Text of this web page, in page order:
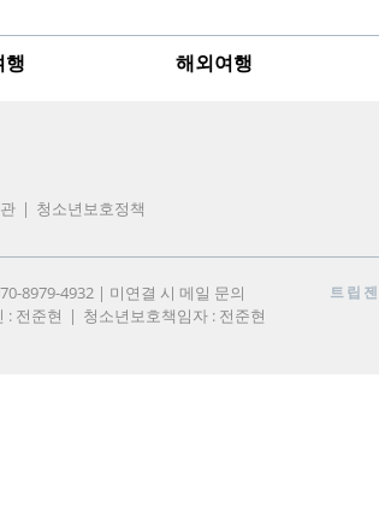
행 해외여행
청소년보호정책
8979-4932 | 미연결 시 메일 문의
: 전준현
청소년보호책임자 : 전준현
트립